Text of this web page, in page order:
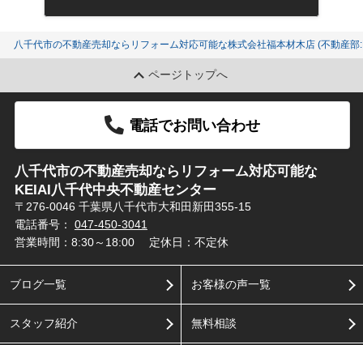
八千代市の不動産売却ならリフォーム対応可能な株式会社福本材木店 (不動産
ページトップへ
電話でお問い合わせ
八千代市の不動産売却ならリフォーム対応可能な
KEIAI八千代中央不動産センター
〒276-0046 千葉県八千代市大和田新田355-15
電話番号： 047-450-3041
営業時間：8:30～18:00
定休日：不定休
ブログ一覧
スタッフ紹介
お客様の声一覧
無料相談